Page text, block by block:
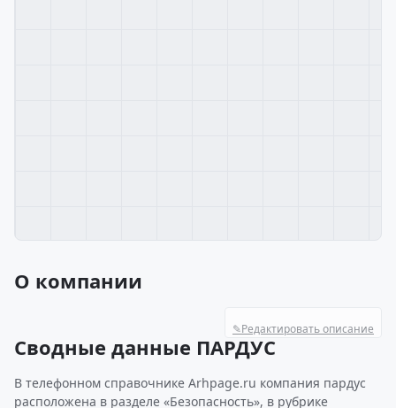
О компании
✎Редактировать описание
Сводные данные ПАРДУС
В телефонном справочнике Arhpage.ru компания пардус
расположена в разделе «Безопасность», в рубрике